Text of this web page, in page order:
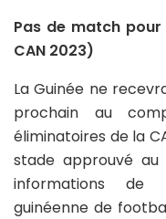
Pas de match
CAN 2023)
La Guinée ne
prochain au
éliminatoires de la
stade approuvé au
informations de
guinéenne de